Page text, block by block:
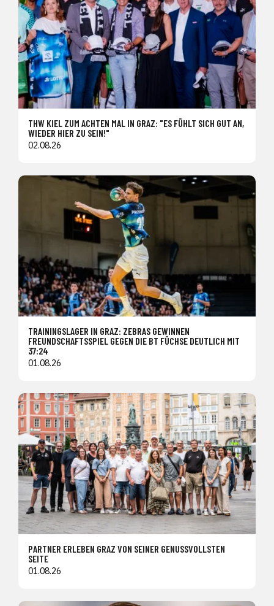
THW KIEL ZUM ACHTEN MAL IN GRAZ: "ES FÜHLT SICH GUT AN,
WIEDER HIER ZU SEIN!"
02.08.26
TRAININGSLAGER IN GRAZ: ZEBRAS GEWINNEN
FREUNDSCHAFTSSPIEL GEGEN DIE BT FÜCHSE DEUTLICH MIT
37:24
01.08.26
PARTNER ERLEBEN GRAZ VON SEINER GENUSSVOLLSTEN
SEITE
01.08.26